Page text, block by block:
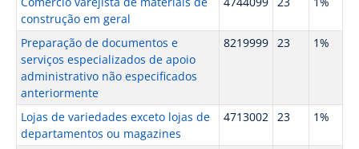
construção em geral
Preparação de documentos e
serviços especializados de apoio
administrativo não especificados
anteriormente
8219999 23 1%
Lojas de variedades exceto lojas de
departamentos ou magazines
4713002 23 1%